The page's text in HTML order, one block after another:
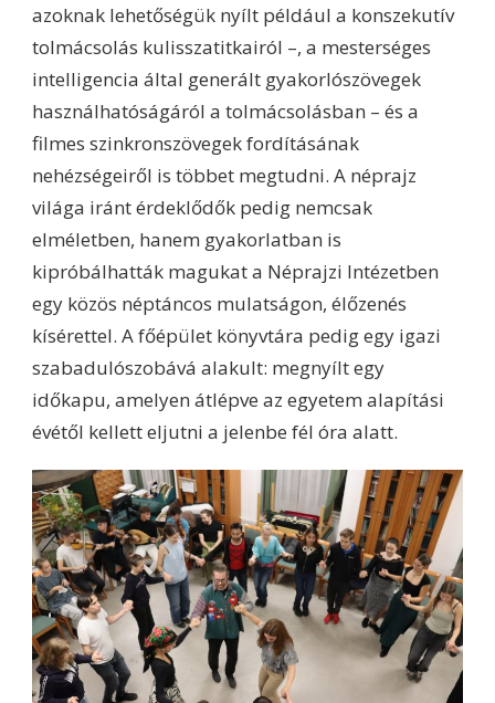
azoknak lehetőségük nyílt például a konszekutív
tolmácsolás kulisszatitkairól –, a mesterséges
intelligencia által generált gyakorlószövegek
használhatóságáról a tolmácsolásban – és a
filmes szinkronszövegek fordításának
nehézségeiről is többet megtudni. A néprajz
világa iránt érdeklődők pedig nemcsak
elméletben, hanem gyakorlatban is
kipróbálhatták magukat a Néprajzi Intézetben
egy közös néptáncos mulatságon, élőzenés
kísérettel. A főépület könyvtára pedig egy igazi
szabadulószobává alakult: megnyílt egy
időkapu, amelyen átlépve az egyetem alapítási
évétől kellett eljutni a jelenbe fél óra alatt.